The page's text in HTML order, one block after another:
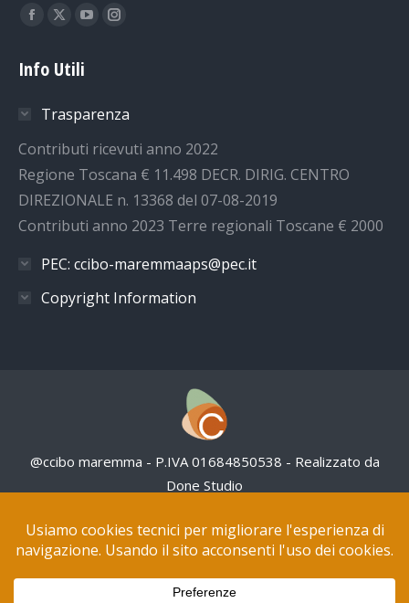
Ci puoi trovare su:
Facebook
opens
new
window
X
opens
new
window
YouTube
new
window
Instagram
new
window
Info Utili
Trasparenza
Contributi ricevuti anno 2022
Regione Toscana € 11.498 DECR. DIRIG. CENTRO
DIREZIONALE n. 13368 del 07-08-2019
Contributi anno 2023 Terre regionali Toscane € 2000
PEC: ccibo-maremmaaps@pec.it
Copyright Information
@ccibo maremma - P.IVA 01684850538 - Realizzato da
Done Studio
Tutte le opere in questo sito web sono distribuite con
Licenza Creative Commons Attribuzione – Non
commerciale 4.0 Internazionale.